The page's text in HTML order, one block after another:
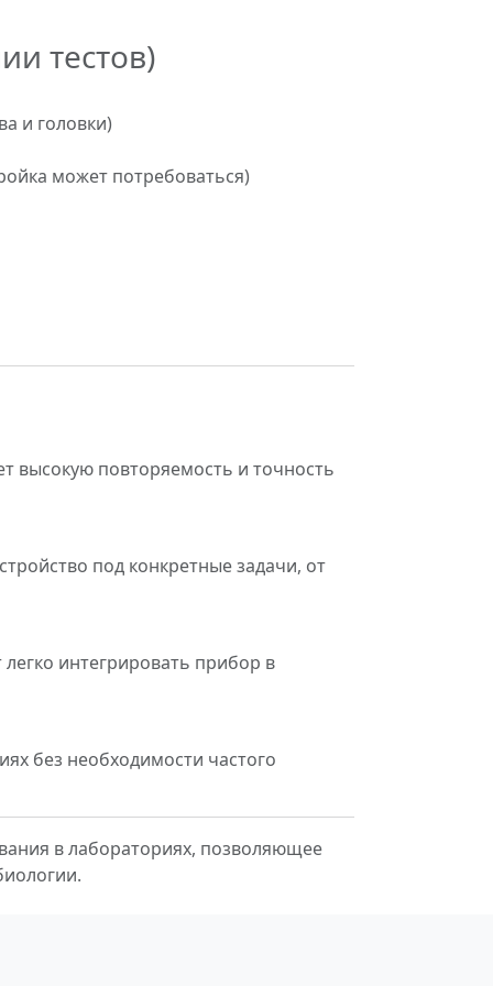
тестов)
и головки)
может потребоваться)
высокую повторяемость и точность
под конкретные задачи, от
интегрировать прибор в
без необходимости частого
в лабораториях, позволяющее